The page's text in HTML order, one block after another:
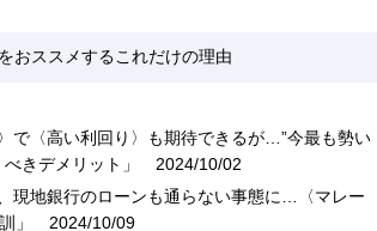
おススメするこれだけの理由
で〈高い利回り〉も期待できるが…”今最も勢い
きデメリット」
2024/10/02
現地銀行のローンも通らない事態に…〈マレー
」
2024/10/09